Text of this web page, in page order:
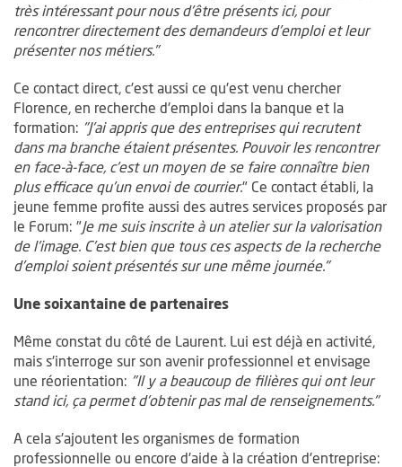
très intéressant pour nous d'être présents ici, pour
rencontrer directement des demandeurs d'emploi et leur
présenter nos métiers."
Ce contact direct, c'est aussi ce qu'est venu chercher
Florence, en recherche d'emploi dans la banque et la
formation: "J'ai appris que des entreprises qui recrutent
dans ma branche étaient présentes. Pouvoir les rencontrer
en face-à-face, c'est un moyen de se faire connaître bien
plus efficace qu'un envoi de courrier." Ce contact établi, la
jeune femme profite aussi des autres services proposés par
le Forum: "Je me suis inscrite à un atelier sur la valorisation
de l'image. C'est bien que tous ces aspects de la recherche
d'emploi soient présentés sur une même journée."
Une soixantaine de partenaires
Même constat du côté de Laurent. Lui est déjà en activité,
mais s'interroge sur son avenir professionnel et envisage
une réorientation: "Il y a beaucoup de filières qui ont leur
stand ici, ça permet d'obtenir pas mal de renseignements."
A cela s'ajoutent les organismes de formation
professionnelle ou encore d'aide à la création d'entreprise: